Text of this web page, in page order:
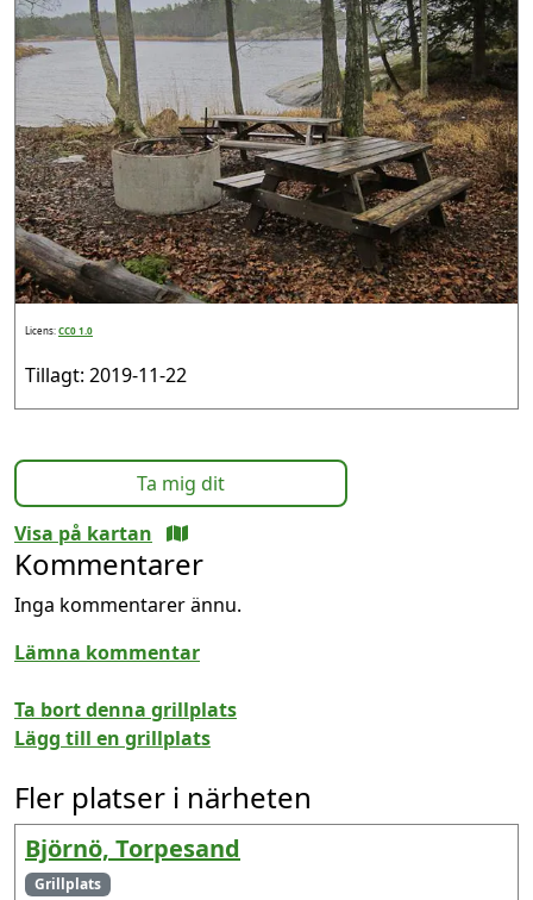
Licens:CC0 1.0
Tillagt: 2019-11-22
Ta mig dit
Visa på kartan
Kommentarer
Inga kommentarer ännu.
Lämna kommentar
Ta bort denna grillplats
Lägg till en grillplats
Fler platser i närheten
Björnö, Torpesand
Grillplats